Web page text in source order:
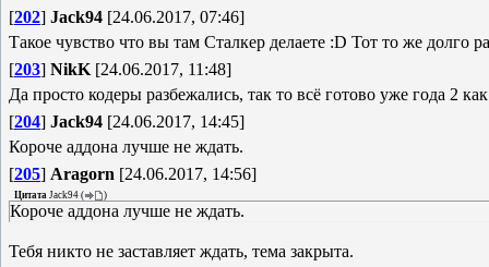
[202] Jack94 [24.06.2017, 07:46]
Такое чувство что вы там Сталкер делаете :D Тот то же долго
[203] NikK [24.06.2017, 11:48]
Да просто кодеры разбежались, так то всё готово уже года 2
[204] Jack94 [24.06.2017, 14:45]
Короче аддона лучше не ждать.
[205] Aragorn [24.06.2017, 14:56]
Цитата Jack94 ( )
Короче аддона лучше не ждать.
Тебя никто не заставляет ждать, тема закрыта.